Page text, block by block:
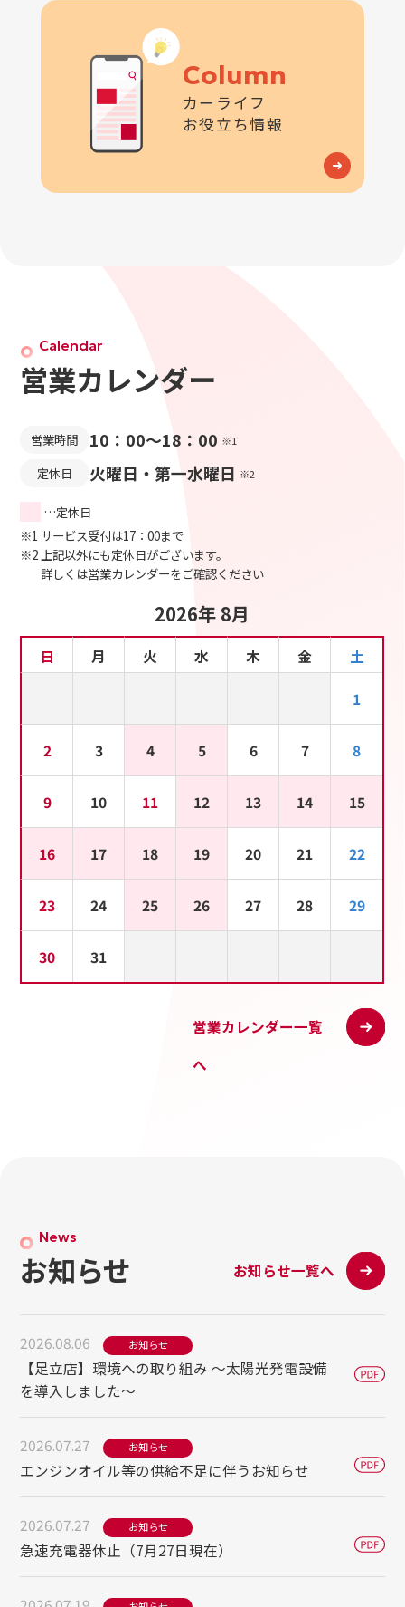
Column
カーライフ
お役立ち情報
Calendar
営業カレンダー
営業時間 10：00～18：00 ※1
定休日 火曜日・第一水曜日 ※2
…定休日
※1 サービス受付は17：00まで
※2 上記以外にも定休日がございます。
詳しくは営業カレンダーをご確認ください
2026年 8月
日 月 火 水 木 金 土
1
2 3 4 5 6 7 8
9 10 11 12 13 14 15
16 17 18 19 20 21 22
23 24 25 26 27 28 29
30 31
営業カレンダー一覧
へ
News
お知らせ お知らせ一覧へ
2026.08.06 お知らせ
【足立店】環境への取り組み ～太陽光発電設備
を導入しました～
2026.07.27 お知らせ
エンジンオイル等の供給不足に伴うお知らせ
2026.07.27 お知らせ
急速充電器休止（7月27日現在）